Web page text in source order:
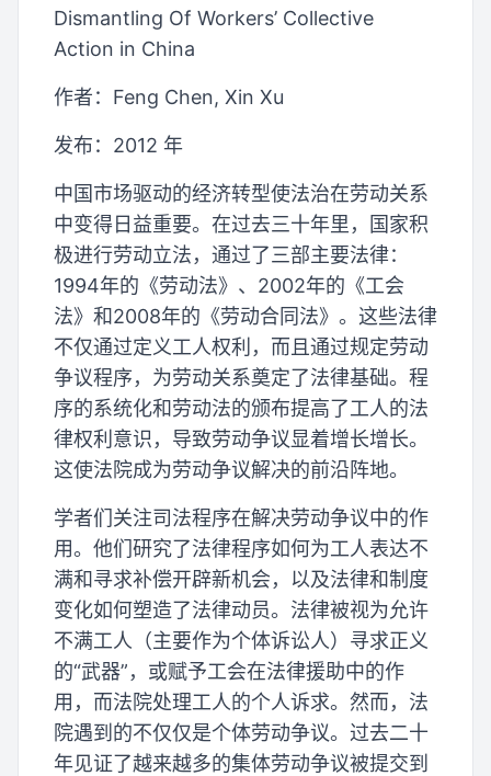
Dismantling Of Workers’ Collective
Action in China
作者：Feng Chen, Xin Xu
发布：2012 年
中国市场驱动的经济转型使法治在劳动关系
中变得日益重要。在过去三十年里，国家积
极进行劳动立法，通过了三部主要法律：
1994年的《劳动法》、2002年的《工会
法》和2008年的《劳动合同法》。这些法律
不仅通过定义工人权利，而且通过规定劳动
争议程序，为劳动关系奠定了法律基础。程
序的系统化和劳动法的颁布提高了工人的法
律权利意识，导致劳动争议显着增长增长。
这使法院成为劳动争议解决的前沿阵地。
学者们关注司法程序在解决劳动争议中的作
用。他们研究了法律程序如何为工人表达不
满和寻求补偿开辟新机会，以及法律和制度
变化如何塑造了法律动员。法律被视为允许
不满工人（主要作为个体诉讼人）寻求正义
的“武器”，或赋予工会在法律援助中的作
用，而法院处理工人的个人诉求。然而，法
院遇到的不仅仅是个体劳动争议。过去二十
年见证了越来越多的集体劳动争议被提交到